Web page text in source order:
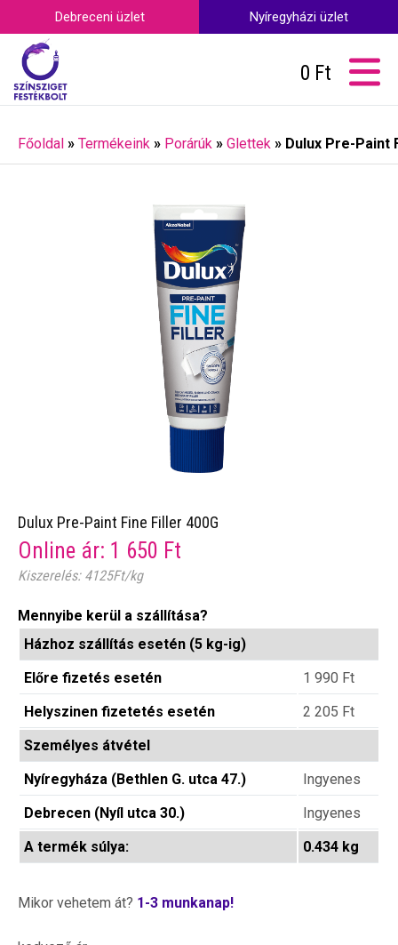
Debreceni üzlet Nyíregyházi üzlet
0 Ft
Főoldal » Termékeink » Porárúk » Glettek » Dulux Pre-Paint
Dulux Pre-Paint Fine Filler 400G
Online ár: 1 650 Ft
Kiszerelés: 4125Ft/kg
Mennyibe kerül a szállítása?
Házhoz szállítás esetén (5 kg-ig)
Előre fizetés esetén
1 990 Ft
Helyszinen fizetetés esetén
2 205 Ft
Személyes átvétel
Nyíregyháza (Bethlen G. utca 47.)
Ingyenes
Debrecen (Nyíl utca 30.)
Ingyenes
A termék súlya:
0.434 kg
Mikor vehetem át? 1-3 munkanap!